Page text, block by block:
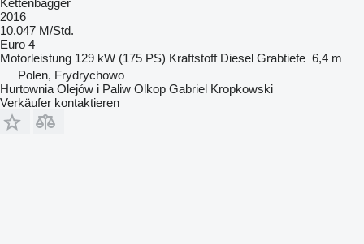
Kettenbagger
2016
10.047 M/Std.
Euro 4
Motorleistung 129 kW (175 PS) Kraftstoff Diesel Grabtiefe 6,4 m
Polen, Frydrychowo
Hurtownia Olejów i Paliw Olkop Gabriel Kropkowski
Verkäufer kontaktieren